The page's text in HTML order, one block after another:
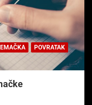
POVRATAK